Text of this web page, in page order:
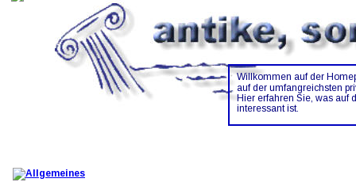
Willkommen auf der
auf der umfangreichsten
Hier erfahren Sie, was
interessant ist.